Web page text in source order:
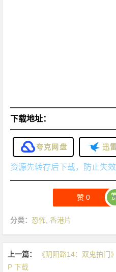
下载地址：
夸克网盘 迅
资源先转存后下载，防止失
赞0
分类： 恐怖 ,香港片
上一篇：
《阴阳路14：双鬼拍门
P 下载